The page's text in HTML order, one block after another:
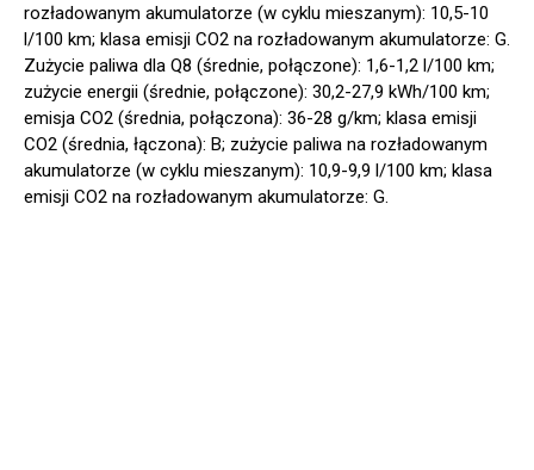
rozładowanym akumulatorze (w cyklu mieszanym): 10,5-10
l/100 km; klasa emisji CO2 na rozładowanym akumulatorze: G.
Zużycie paliwa dla Q8 (średnie, połączone): 1,6-1,2 l/100 km;
zużycie energii (średnie, połączone): 30,2-27,9 kWh/100 km;
emisja CO2 (średnia, połączona): 36-28 g/km; klasa emisji
CO2 (średnia, łączona): B; zużycie paliwa na rozładowanym
akumulatorze (w cyklu mieszanym): 10,9-9,9 l/100 km; klasa
emisji CO2 na rozładowanym akumulatorze: G.